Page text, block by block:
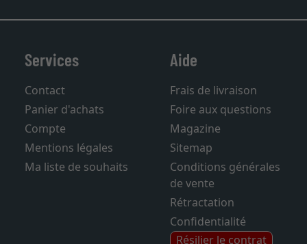
Services
Contact
Panier d'achats
Compte
Mentions légales
Ma liste de souhaits
Aide
Frais de livraison
Foire aux questions
Magazine
Sitemap
Conditions générales
de vente
Rétractation
Confidentialité
Résilier le contrat